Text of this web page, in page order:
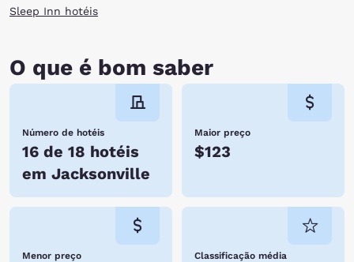
Sleep Inn hotéis
O que é bom saber
Número de hotéis
16 de 18 hotéis
em Jacksonville
Maior preço
$123
Menor preço Classificação média